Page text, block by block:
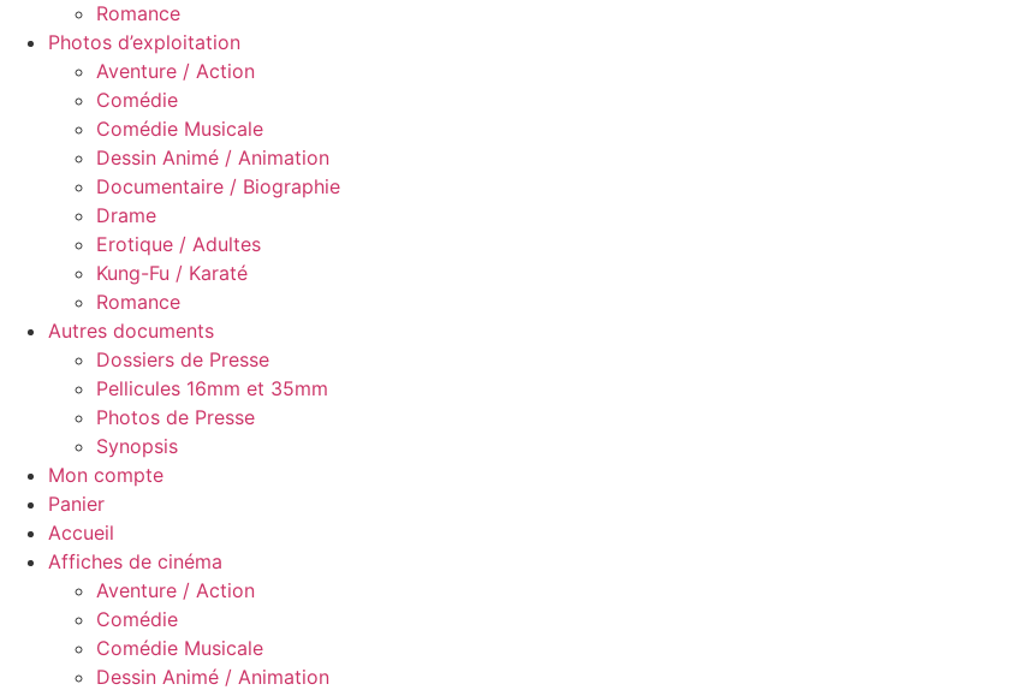
Romance
Photos d’exploitation
Aventure / Action
Comédie
Comédie Musicale
Dessin Animé / Animation
Documentaire / Biographie
Drame
Erotique / Adultes
Kung-Fu / Karaté
Romance
Autres documents
Dossiers de Presse
Pellicules 16mm et 35mm
Photos de Presse
Synopsis
Mon compte
Panier
Accueil
Affiches de cinéma
Aventure / Action
Comédie
Comédie Musicale
Dessin Animé / Animation